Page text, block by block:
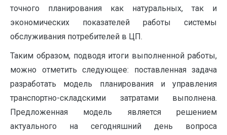
точного планирования как натуральных, так и
экономических показателей работы системы
обслуживания потребителей в ЦП.
Таким образом, подводя итоги выполненной работы,
можно отметить следующее: поставленная задача
разработать модель планирования и управления
транспортно-складскими затратами выполнена.
Предложенная модель является решением
актуального на сегодняшний день вопроса